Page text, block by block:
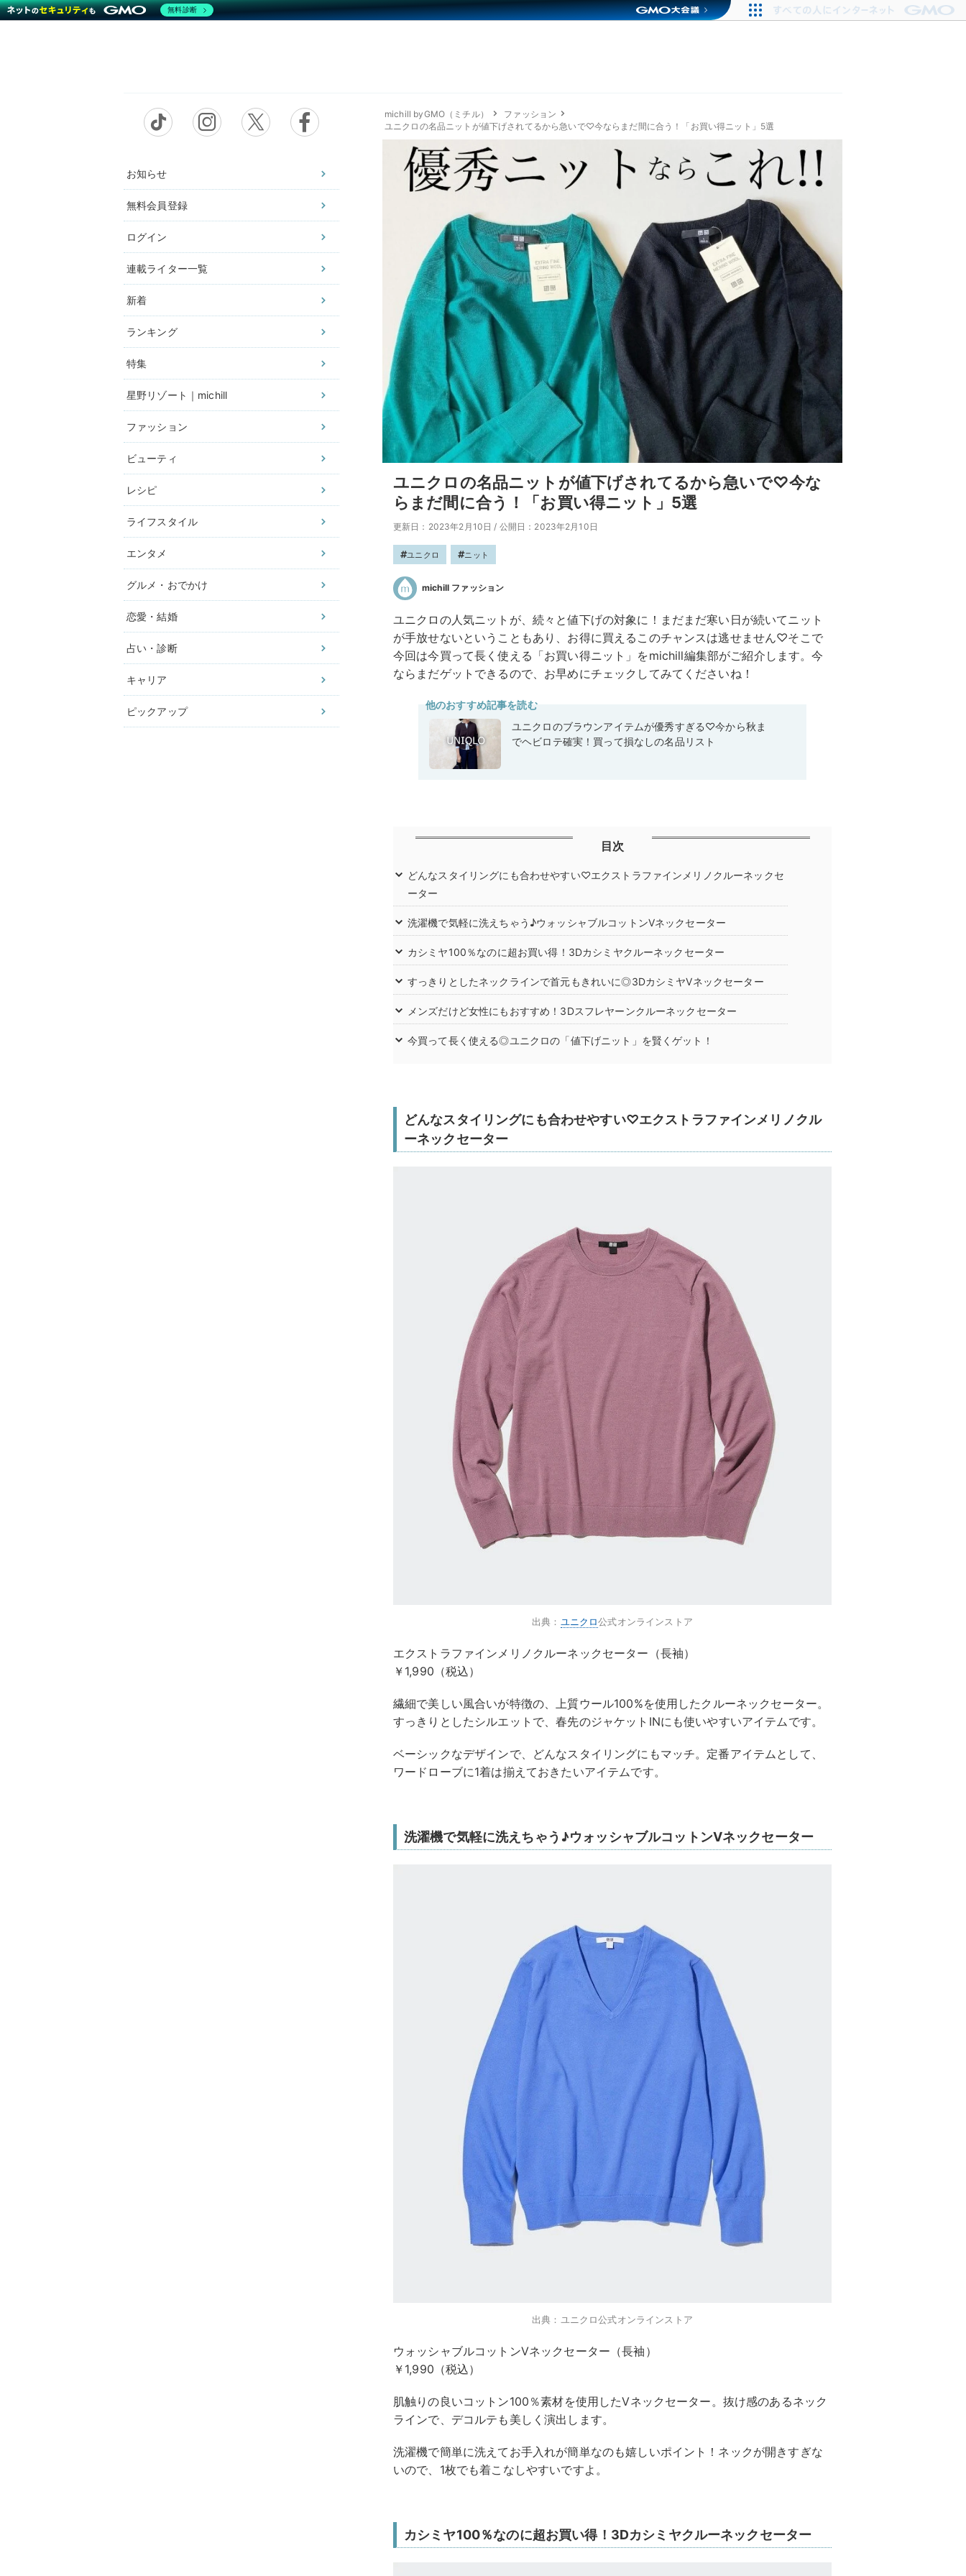
お知らせ
無料会員登録
ログイン
連載ライター一覧
新着
ランキング
特集
星野リゾート｜michill
ファッション
ビューティ
レシピ
ライフスタイル
エンタメ
グルメ・おでかけ
恋愛・結婚
占い・診断
キャリア
ピックアップ
michill byGMO（ミチル）
ファッション
ユニクロの名品ニットが値下げされてるから急いで♡今ならまだ間に合う！「お買い得ニット」5選
ユニクロの名品ニットが値下げされてるから急いで♡今な
らまだ間に合う！「お買い得ニット」5選
更新日：2023年2月10日 / 公開日：2023年2月10日
ユニクロ ニット
michill ファッション
ユニクロの人気ニットが、続々と値下げの対象に！まだまだ寒い日が続いてニット
が手放せないということもあり、お得に買えるこのチャンスは逃せません♡そこで
今回は今買って長く使える「お買い得ニット」をmichill編集部がご紹介します。今
ならまだゲットできるので、お早めにチェックしてみてくださいね！
他のおすすめ記事を読む
ユニクロのブラウンアイテムが優秀すぎる♡今から秋ま
でヘビロテ確実！買って損なしの名品リスト
目次
どんなスタイリングにも合わせやすい♡エクストラファインメリノクルーネックセ
ーター
洗濯機で気軽に洗えちゃう♪ウォッシャブルコットンVネックセーター
カシミヤ100％なのに超お買い得！3Dカシミヤクルーネックセーター
すっきりとしたネックラインで首元もきれいに◎3DカシミヤVネックセーター
メンズだけど女性にもおすすめ！3Dスフレヤーンクルーネックセーター
今買って長く使える◎ユニクロの「値下げニット」を賢くゲット！
どんなスタイリングにも合わせやすい♡エクストラファインメリノクル
ーネックセーター
出典： ユニクロ公式オンラインストア
エクストラファインメリノクルーネックセーター（長袖）
￥1,990（税込）
繊細で美しい風合いが特徴の、上質ウール100%を使用したクルーネックセーター。
すっきりとしたシルエットで、春先のジャケットINにも使いやすいアイテムです。
ベーシックなデザインで、どんなスタイリングにもマッチ。定番アイテムとして、
ワードローブに1着は揃えておきたいアイテムです。
洗濯機で気軽に洗えちゃう♪ウォッシャブルコットンVネックセーター
出典：ユニクロ公式オンラインストア
ウォッシャブルコットンVネックセーター（長袖）
￥1,990（税込）
肌触りの良いコットン100％素材を使用したVネックセーター。抜け感のあるネック
ラインで、デコルテも美しく演出します。
洗濯機で簡単に洗えてお手入れが簡単なのも嬉しいポイント！ネックが開きすぎな
いので、1枚でも着こなしやすいですよ。
カシミヤ100％なのに超お買い得！3Dカシミヤクルーネックセーター
無料診断